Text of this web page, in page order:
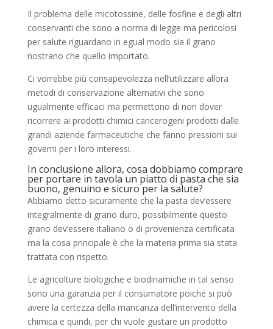
Il problema delle micotossine, delle fosfine e degli altri
conservanti che sono a norma di legge ma pericolosi
per salute riguardano in egual modo sia il grano
nostrano che quello importato.
Ci vorrebbe più consapevolezza nell’utilizzare allora
metodi di conservazione alternativi che sono
ugualmente efficaci ma permettono di non dover
ricorrere ai prodotti chimici cancerogeni prodotti dalle
grandi aziende farmaceutiche che fanno pressioni sui
governi per i loro interessi.
In conclusione allora, cosa dobbiamo comprare
per portare in tavola un piatto di pasta che sia
buono, genuino e sicuro per la salute?
Abbiamo detto sicuramente che la pasta dev’essere
integralmente di grano duro, possibilmente questo
grano dev’essere italiano o di provenienza certificata
ma la cosa principale è che la materia prima sia stata
trattata con rispetto.
Le agricolture biologiche e biodinamiche in tal senso
sono una garanzia per il consumatore poiché si può
avere la certezza della mancanza dell’intervento della
chimica e quindi, per chi vuole gustare un prodotto